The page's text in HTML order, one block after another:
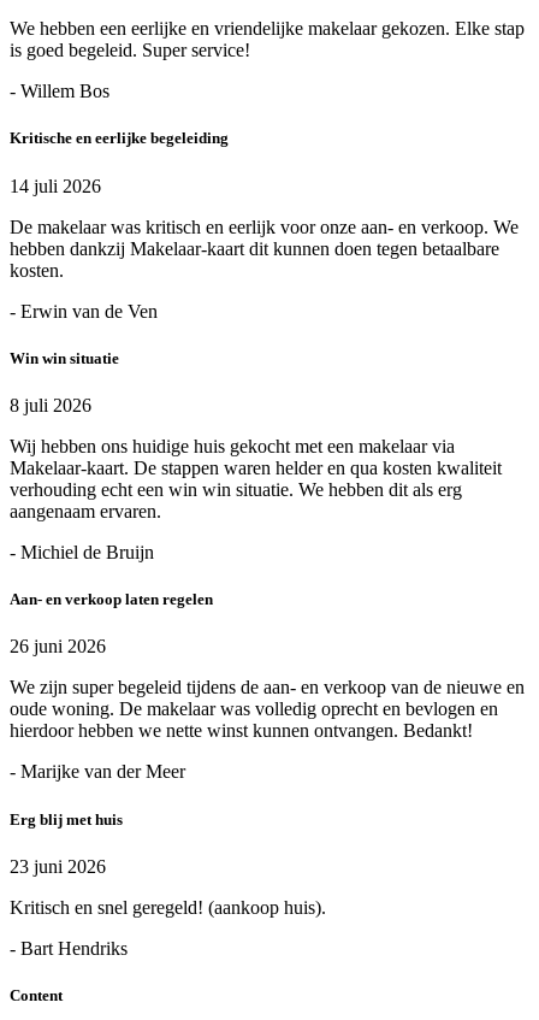
We hebben een eerlijke en vriendelijke makelaar gekozen. Elke stap
is goed begeleid. Super service!
- Willem Bos
Kritische en eerlijke begeleiding
14 juli 2026
De makelaar was kritisch en eerlijk voor onze aan- en verkoop. We
hebben dankzij Makelaar-kaart dit kunnen doen tegen betaalbare
kosten.
- Erwin van de Ven
Win win situatie
8 juli 2026
Wij hebben ons huidige huis gekocht met een makelaar via
Makelaar-kaart. De stappen waren helder en qua kosten kwaliteit
verhouding echt een win win situatie. We hebben dit als erg
aangenaam ervaren.
- Michiel de Bruijn
Aan- en verkoop laten regelen
26 juni 2026
We zijn super begeleid tijdens de aan- en verkoop van de nieuwe en
oude woning. De makelaar was volledig oprecht en bevlogen en
hierdoor hebben we nette winst kunnen ontvangen. Bedankt!
- Marijke van der Meer
Erg blij met huis
23 juni 2026
Kritisch en snel geregeld! (aankoop huis).
- Bart Hendriks
Content